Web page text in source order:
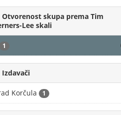
Otvorenost skupa prema Tim
Lee skali
1
Izdavači
Korčula 1